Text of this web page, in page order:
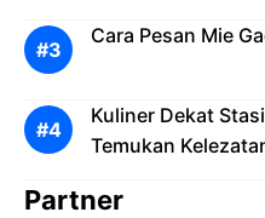
Cara Pesan Mie
Kuliner Dekat
Temukan
Partner